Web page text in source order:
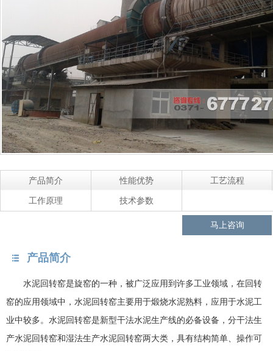
产品简介 性能优势 工艺流程
工作原理 技术参数
马上咨询
产品简介
水泥回转窑是旋窑的一种，被广泛应用到许多工业领域，在回转
窑的应用领域中，水泥回转窑主要用于煅烧水泥熟料，应用于水泥工
业中较多。水泥回转窑是新型干法水泥生产线的必备设备，分干法生
产水泥回转窑和湿法生产水泥回转窑两大类，具有结构简单、操作可